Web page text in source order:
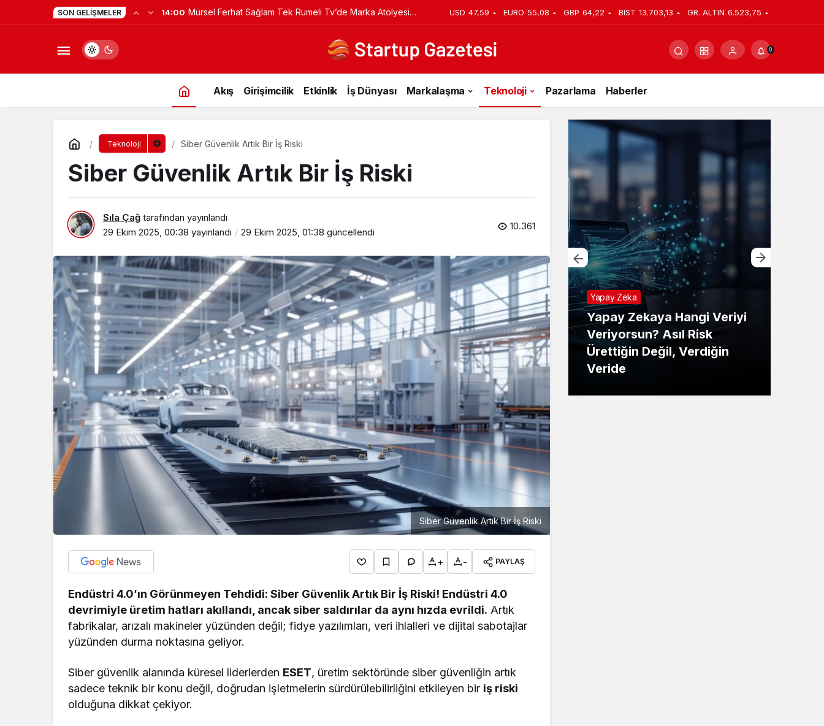
SON GELIŞMELER 0:23 Yapay Zekaya Hangi Veriyi Veriyorsun? Asıl Risk Ürettiğin USD 47,59 EURO 55,08 GBP 64,22 BIST 13.703,13 GR. ALTIN 6.523,75
0
Akış Girişimcilik Etkinlik İş Dünyası Markalaşma Teknoloji Pazarlama Haberler
Teknoloji Siber Güvenlik Artık Bir İş Riski
Siber Güvenlik Artık Bir İş Riski
Sıla Çağ tarafından yayınlandı
29 Ekim 2025, 00:38 yayınlandı 29 Ekim 2025, 01:38 güncellendi 10.361
Siber Güvenlik Artık Bir İş Riski
+ - PAYLAŞ
Endüstri 4.0’ın Görünmeyen Tehdidi: Siber Güvenlik Artık Bir İş Riski! Endüstri 4.0
devrimiyle üretim hatları akıllandı, ancak siber saldırılar da aynı hızda evrildi. Artık
fabrikalar, arızalı makineler yüzünden değil; fidye yazılımları, veri ihlalleri ve dijital sabotajlar
yüzünden durma noktasına geliyor.
Siber güvenlik alanında küresel liderlerden ESET, üretim sektöründe siber güvenliğin artık
sadece teknik bir konu değil, doğrudan işletmelerin sürdürülebilirliğini etkileyen bir iş riski
olduğuna dikkat çekiyor.
Girişimcilik
Mürsel Ferhat Sağlam Tek
Rumeli Tv’de Marka
Atölyesi Programına Konuk
Oldu
Yapay Zeka
Yapay Zekaya Hangi Veriyi
Veriyorsun? Asıl Risk
Ürettiğin Değil, Verdiğin
Veride